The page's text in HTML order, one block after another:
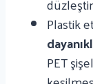
Plastik
PET